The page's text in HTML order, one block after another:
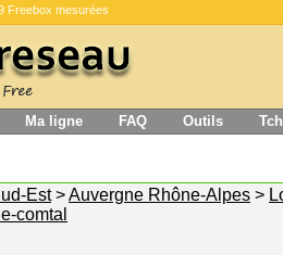
Freebox mesurées
Ma ligne FAQ Outils
Est>Auvergne Rhône-Alpes >
comtal